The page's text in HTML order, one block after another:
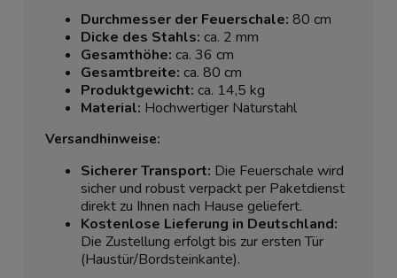
Durchmesser der Feuerschale: 80 cm
Dicke des Stahls: ca. 2 mm
Gesamthöhe: ca. 36 cm
Gesamtbreite: ca. 80 cm
Produktgewicht: ca. 14,5 kg
Material: Hochwertiger Naturstahl
Versandhinweise:
Sicherer Transport: Die Feuerschale wird
sicher und robust verpackt per Paketdienst
direkt zu Ihnen nach Hause geliefert.
Kostenlose Lieferung in Deutschland:
Die Zustellung erfolgt bis zur ersten Tür
(Haustür/Bordsteinkante).